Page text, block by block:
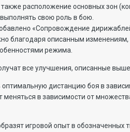
расположение основных зон
свою роль в бою.
«Сопровождение
благодаря описанным
режима.
все улучшения, описанные
дистанцию боя в
меняться в зависимости от
игровой опыт в обозначенных